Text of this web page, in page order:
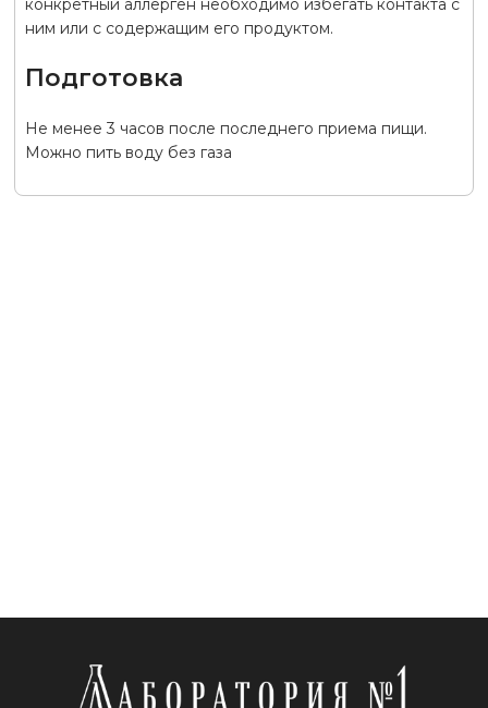
конкретный аллерген необходимо избегать контакта с
ним или с содержащим его продуктом.
Подготовка
Не менее 3 часов после последнего приема пищи.
Можно пить воду без газа